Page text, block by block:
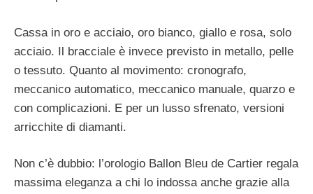
Cassa in oro e acciaio, oro bianco, giallo e rosa, solo
acciaio. Il bracciale è invece previsto in metallo, pelle
o tessuto. Quanto al movimento: cronografo,
meccanico automatico, meccanico manuale, quarzo e
con complicazioni. E per un lusso sfrenato, versioni
arricchite di diamanti.
Non c’è dubbio: l’orologio Ballon Bleu de Cartier regala
massima eleganza a chi lo indossa anche grazie alla